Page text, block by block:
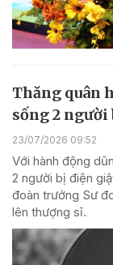
Thăng quân
sống 2
23/07/2026 09:52
Với hành động
2 người bị điện
đoàn trưởng Sư
lên thượng sĩ.